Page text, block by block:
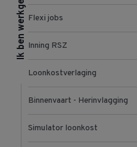
Ik ben werkgever Flexi jobs
Inning RSZ
Loonkostverlaging
Binnenvaart - Herinvlagging
Simulator loonkost